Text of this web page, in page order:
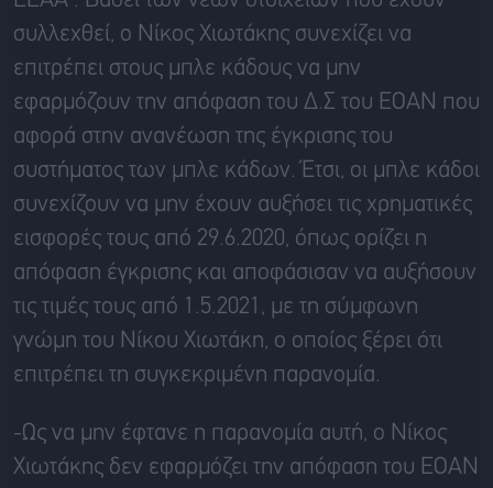
συλλεχθεί, ο Νίκος Χιωτάκης συνεχίζει να
επιτρέπει στους μπλε κάδους να μην
εφαρμόζουν την απόφαση του Δ.Σ του ΕΟΑΝ που
αφορά στην ανανέωση της έγκρισης του
συστήματος των μπλε κάδων. Έτσι, οι μπλε κάδοι
συνεχίζουν να μην έχουν αυξήσει τις χρηματικές
εισφορές τους από 29.6.2020, όπως ορίζει η
απόφαση έγκρισης και αποφάσισαν να αυξήσουν
τις τιμές τους από 1.5.2021, με τη σύμφωνη
γνώμη του Νίκου Χιωτάκη, ο οποίος ξέρει ότι
επιτρέπει τη συγκεκριμένη παρανομία.
-Ως να μην έφτανε η παρανομία αυτή, ο Νίκος
Χιωτάκης δεν εφαρμόζει την απόφαση του ΕΟΑΝ